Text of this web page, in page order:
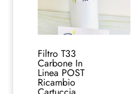
Filtro T33
Carbone In
Linea POST
Ricambio